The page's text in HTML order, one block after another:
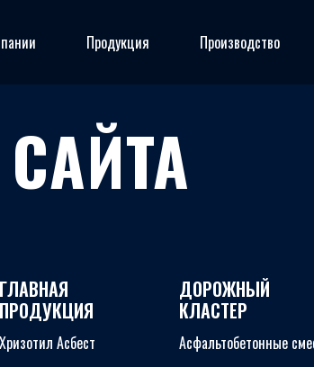
Продукция Производство
ГЛАВНАЯ
ПРОДУКЦИЯ
Хризотил Асбест
ДОРОЖНЫЙ
КЛАСТЕР
Асфальтобетонные